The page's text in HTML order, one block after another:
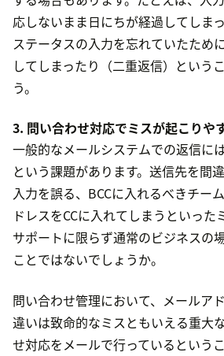
応しないまま日にちが経過してしま
ステータスの入力を忘れていたため
してしまったり（二重返信）という
う。
3. 問い合わせ対応でミスが起こりや
一般的なメールシステムでの返信に
という課題があります。送信先を間
入力を誤る、BCCに入れるべきチー
ドレスをCCに入れてしまうといった
サポートに限らず通常のビジネスの
ことではないでしょうか。
問い合わせ管理において、メールア
違いは致命的なミスともいえる重大
せ対応をメールで行っているという